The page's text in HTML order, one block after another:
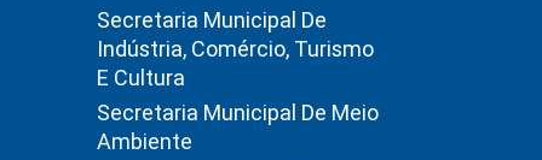
Secretaria Municipal De
Indústria, Comércio, Turismo
E Cultura
Secretaria Municipal De Meio
Ambiente